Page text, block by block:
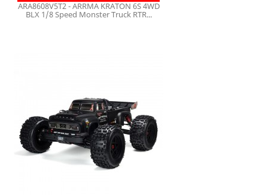
ARA8608V5T2 - ARRMA KRATON 6S 4WD
BLX 1/8 Speed Monster Truck RTR...